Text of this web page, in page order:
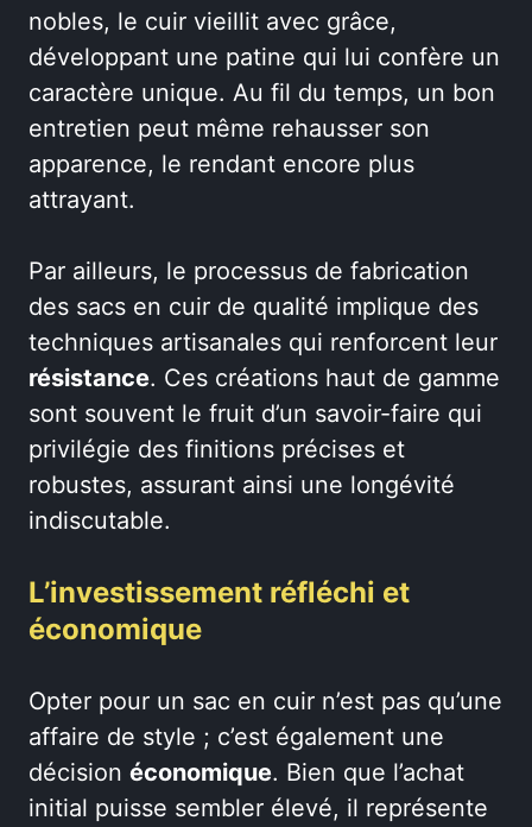
nobles, le cuir vieillit avec grâce,
développant une patine qui lui confère un
caractère unique. Au fil du temps, un bon
entretien peut même rehausser son
apparence, le rendant encore plus
attrayant.
Par ailleurs, le processus de fabrication
des sacs en cuir de qualité implique des
techniques artisanales qui renforcent leur
résistance. Ces créations haut de gamme
sont souvent le fruit d’un savoir-faire qui
privilégie des finitions précises et
robustes, assurant ainsi une longévité
indiscutable.
L’investissement réfléchi et
économique
Opter pour un sac en cuir n’est pas qu’une
affaire de style ; c’est également une
décision économique. Bien que l’achat
initial puisse sembler élevé, il représente